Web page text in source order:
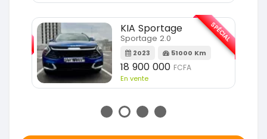
KIA Sportage
Sportage 2.0
2023 51000 Km
18 900 000 FCFA
En vente
SPÉCIAL